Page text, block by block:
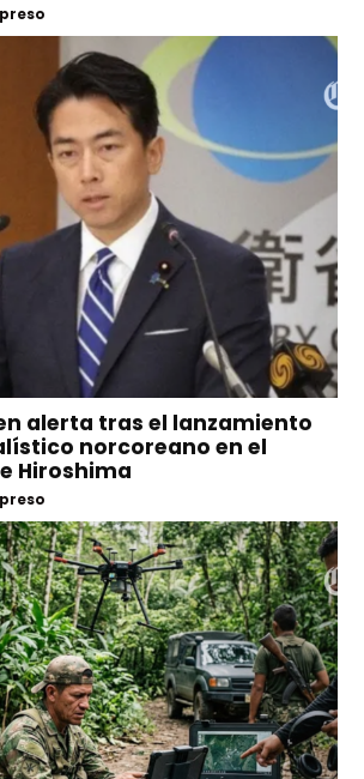
alerta tras el lanzamiento
norcoreano en el
Hiroshima